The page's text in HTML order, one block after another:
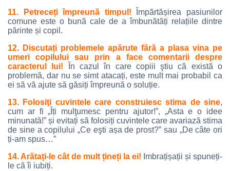
11. Petreceți împreună timpul! Împărtășirea pasiunilor
comune este o bună cale de a îmbunătăți relațiile dintre
părinte și copil.
12. Discutați problemele apărute fără a plasa vina pe
umeri copilului sau prin a face comentarii despre
caracterul lui! În cazul în care copiii ştiu că există o
problemă, dar nu se simt atacați, este mult mai probabil ca
ei să vă ajute să găsiți împreună o soluție.
13. Folosiţi cuvintele care construiesc stima de sine,
cum ar fi „Îți mulţumesc pentru ajutor!”, „Asta e o idee
minunată!” și evitați să folosiți cuvintele care avariază stima
de sine a copilului „Ce eşti așa de prost?” sau „De câte ori
ți-am spus…”
14. Arătați-le cât de mult țineți la ei! Imbrațișații și spuneți-
le că îi iubiți.